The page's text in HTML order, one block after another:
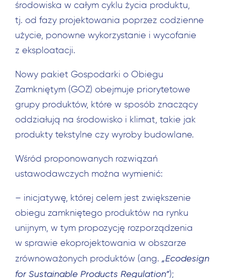
środowiska w całym cyklu życia produktu,
tj. od fazy projektowania poprzez codzienne
użycie, ponowne wykorzystanie i wycofanie
z eksploatacji.
Nowy pakiet Gospodarki o Obiegu
Zamkniętym (GOZ) obejmuje priorytetowe
grupy produktów, które w sposób znaczący
oddziałują na środowisko i klimat, takie jak
produkty tekstylne czy wyroby budowlane.
Wśród proponowanych rozwiązań
ustawodawczych można wymienić:
– inicjatywę, której celem jest zwiększenie
obiegu zamkniętego produktów na rynku
unijnym, w tym propozycję rozporządzenia
w sprawie ekoprojektowania w obszarze
zrównoważonych produktów (ang. „Ecodesign
for Sustainable Products Regulation”);